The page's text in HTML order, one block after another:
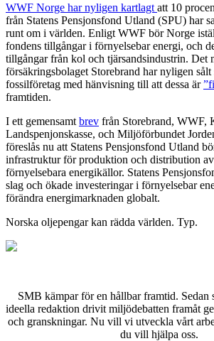
WWF Norge har nyligen kartlagt att 10
från Statens Pensjonsfond Utland (SPU) har
runt om i världen. Enligt WWF bör Norge
fondens tillgångar i förnyelsebar energi, och
tillgångar från kol och tjärsandsindustrin. Det
försäkringsbolaget Storebrand har nyligen
fossilföretag med hänvisning till att dessa är
framtiden.
I ett gemensamt brev från Storebrand, WWF,
Landspenjonskasse, och Miljöförbundet
föreslås nu att Statens Pensjonsfond Utland
infrastruktur för produktion och distribution
förnyelsebara energikällor. Statens
slag och ökade investeringar i förnyelsebar
förändra energimarknaden globalt.
Norska oljepengar kan rädda världen. Typ.
SMB kämpar för en hållbar framtid. Sedan
ideella redaktion drivit miljödebatten framåt
och granskningar. Nu vill vi utveckla vårt
du vill hjälpa oss.